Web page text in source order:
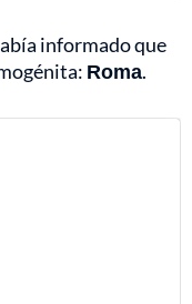
informado que
Roma.